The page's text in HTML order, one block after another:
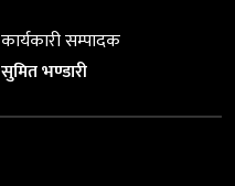
कार्यकारी सम्पादक
सुमित भण्डारी